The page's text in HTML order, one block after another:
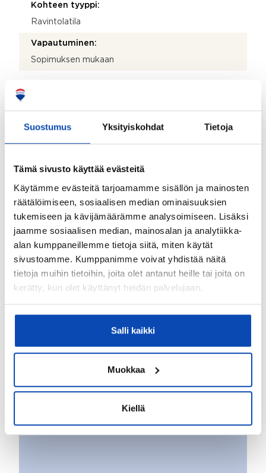
Suostumus Yksityiskohdat Tietoja
Tämä sivusto käyttää evästeitä
Käytämme evästeitä tarjoamamme sisällön ja mainosten
räätälöimiseen, sosiaalisen median ominaisuuksien
tukemiseen ja kävijämäärämme analysoimiseen. Lisäksi
jaamme sosiaalisen median, mainosalan ja analytiikka-
alan kumppaneillemme tietoja siitä, miten käytät
sivustoamme. Kumppanimme voivat yhdistää näitä
tietoja muihin tietoihin, joita olet antanut heille tai joita on
kerätty, kun olet käyttänyt heidän palvelujaan.
Salli kaikki
Muokkaa
Kiellä
Kohteen tyyppi:
Ravintolatila
Vapautuminen:
Sopimuksen mukaan
Hinta ja kustannukset
Kartta